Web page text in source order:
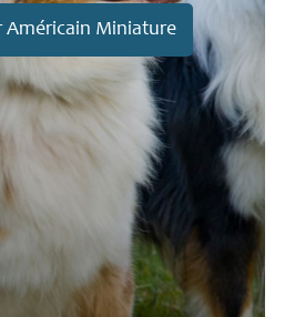
Américain Miniature